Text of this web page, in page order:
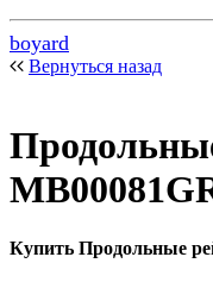
boyard
Вернуться назад
Купить Продольные